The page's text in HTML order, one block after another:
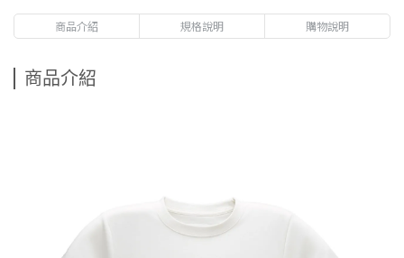
商品介紹 規格說明 購物說明
商品介紹